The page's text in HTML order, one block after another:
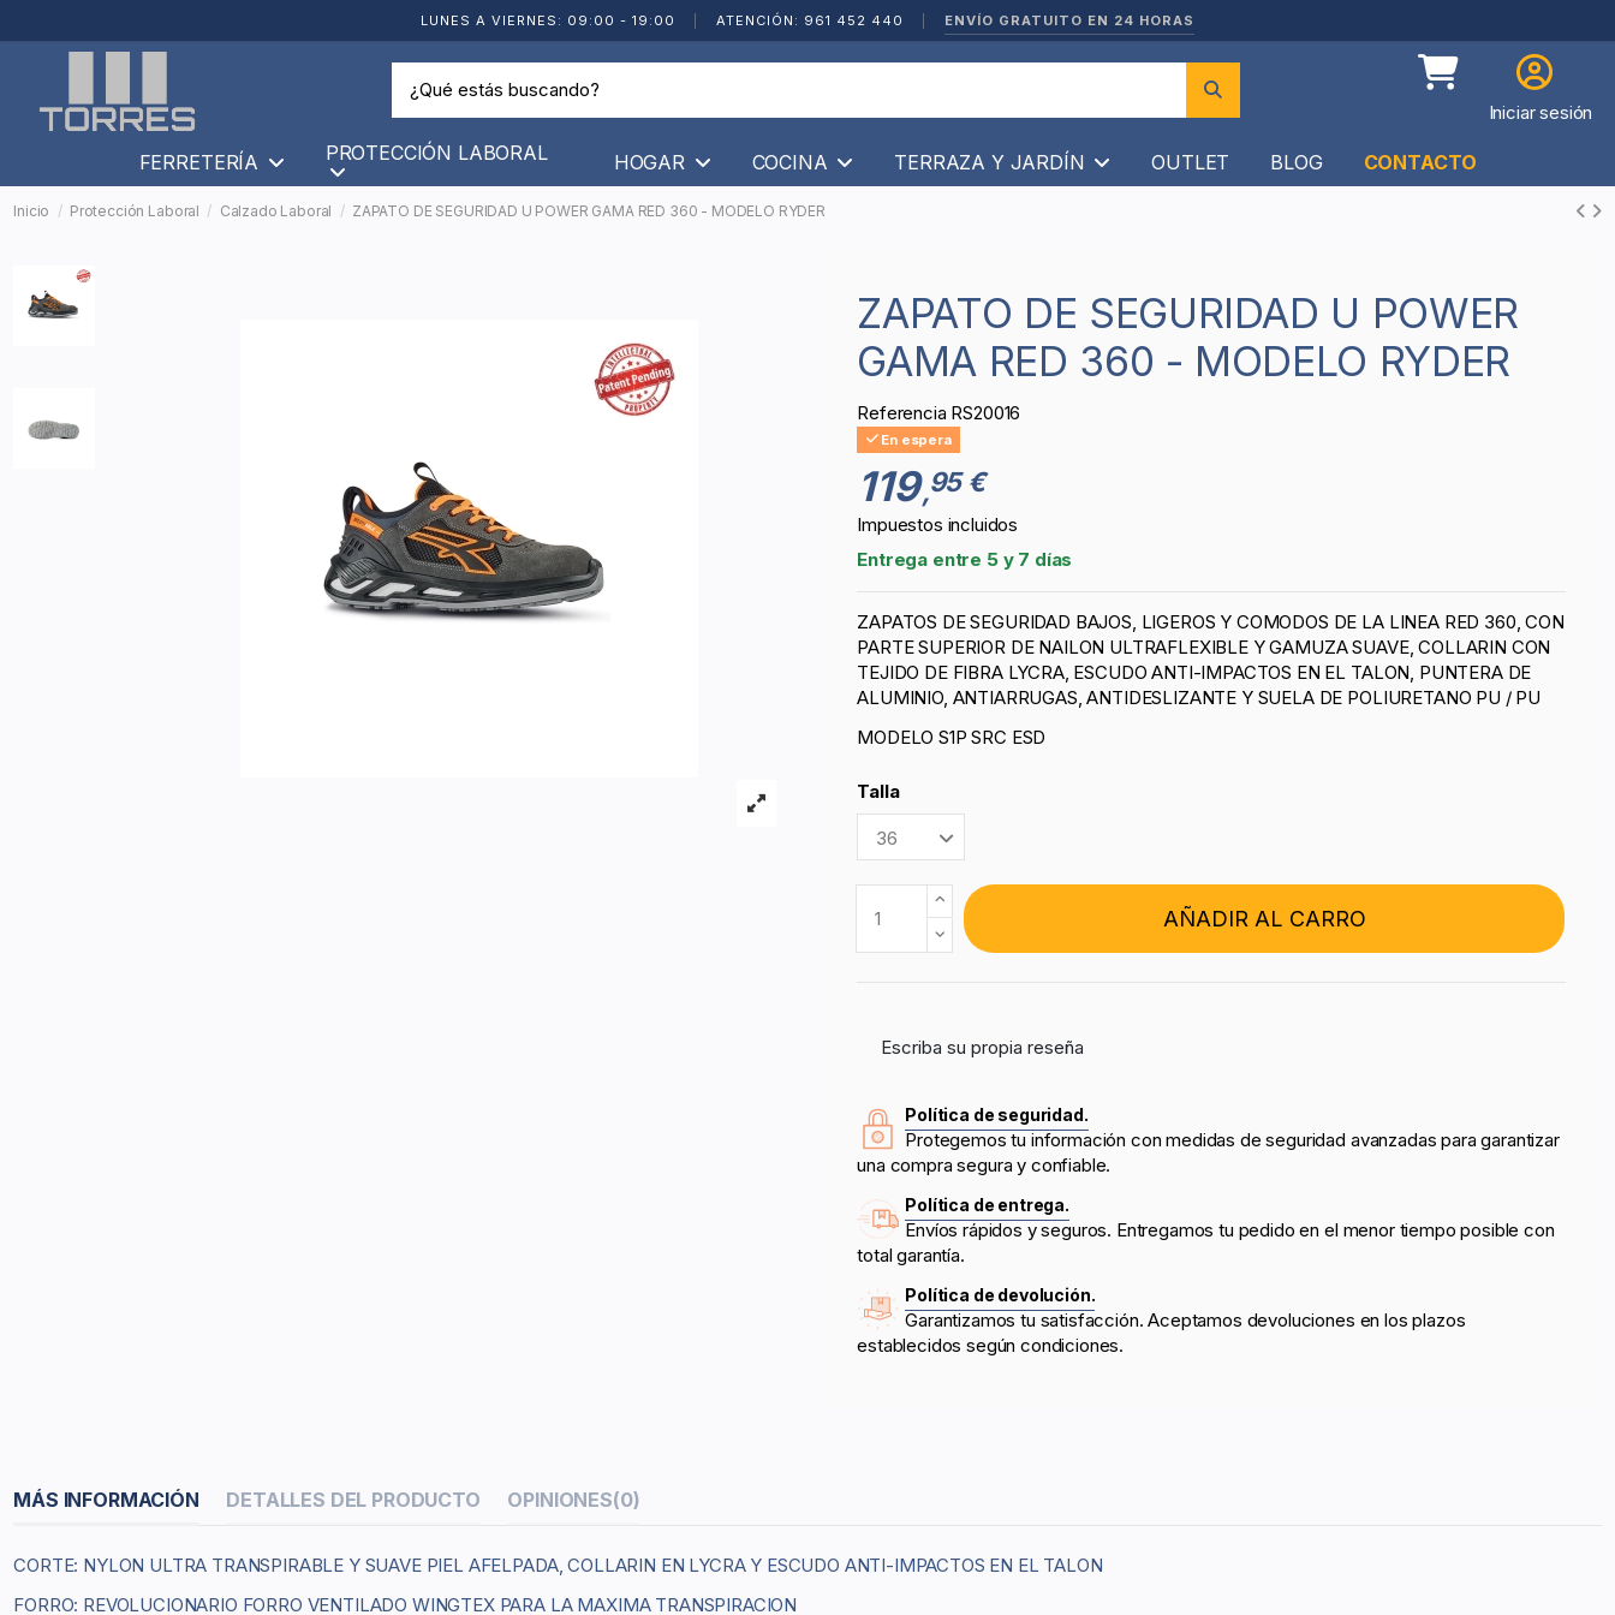
LUNES A VIERNES: 09:00 - 19:00 ATENCIÓN: 961 452 440 ENVÍO GRATUITO EN 24 HORAS
Iniciar sesión
FERRETERÍA PROTECCIÓN LABORAL HOGAR COCINA TERRAZA Y JARDÍN OUTLET BLOG CONTACTO
Inicio Protección Laboral Calzado Laboral ZAPATO DE SEGURIDAD U POWER GAMA RED 360 - MODELO RYDER
ZAPATO DE SEGURIDAD U POWER
GAMA RED 360 - MODELO RYDER
Referencia RS20016
En espera
119,95 €
Impuestos incluidos
Entrega entre 5 y 7 días
ZAPATOS DE SEGURIDAD BAJOS, LIGEROS Y COMODOS DE LA LINEA RED 360, CON
PARTE SUPERIOR DE NAILON ULTRAFLEXIBLE Y GAMUZA SUAVE, COLLARIN CON
TEJIDO DE FIBRA LYCRA, ESCUDO ANTI-IMPACTOS EN EL TALON, PUNTERA DE
ALUMINIO, ANTIARRUGAS, ANTIDESLIZANTE Y SUELA DE POLIURETANO PU / PU
MODELO S1P SRC ESD
Talla
AÑADIR AL CARRO
Escriba su propia reseña
Política de seguridad.
Protegemos tu información con medidas de seguridad avanzadas para garantizar
una compra segura y confiable.
Política de entrega.
Envíos rápidos y seguros. Entregamos tu pedido en el menor tiempo posible con
total garantía.
Política de devolución.
Garantizamos tu satisfacción. Aceptamos devoluciones en los plazos
establecidos según condiciones.
MÁS INFORMACIÓN DETALLES DEL PRODUCTO OPINIONES(0)
CORTE: NYLON ULTRA TRANSPIRABLE Y SUAVE PIEL AFELPADA, COLLARIN EN LYCRA Y ESCUDO ANTI-IMPACTOS EN EL TALON
FORRO: REVOLUCIONARIO FORRO VENTILADO WINGTEX PARA LA MAXIMA TRANSPIRACION